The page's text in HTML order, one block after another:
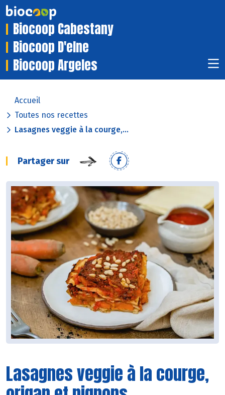
Biocoop Cabestany
Biocoop D'elne
Biocoop Argeles
Accueil
Toutes nos recettes
Lasagnes veggie à la courge,...
Partager sur
Lasagnes veggie à la courge,